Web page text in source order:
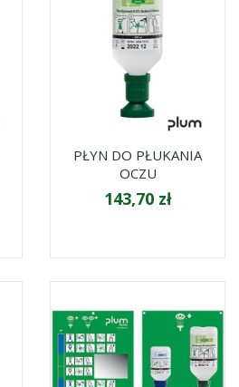
PŁYN DO PŁUKANIA
OCZU
143,70 zł